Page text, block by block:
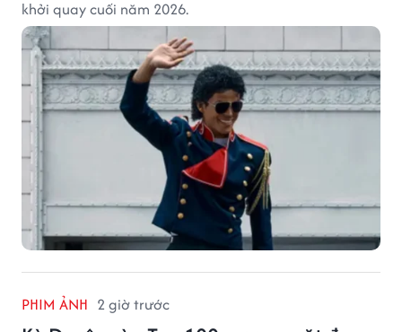
khởi quay cuối năm 2026.
PHIM ẢNH 2 giờ trước